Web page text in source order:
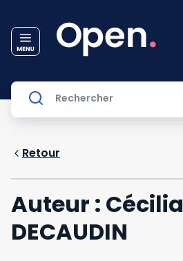
Retour
Auteur : Cécilia
DECAUDIN